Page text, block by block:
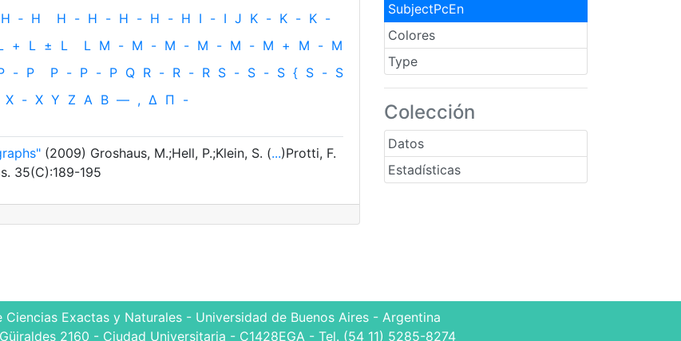
SubjectPcEn
Colores
Type
Colección
Datos
Estadísticas
H ‐ H H - H - H - H - H I - I J K - K - K -
+ L ± L L M - M - M - M - M - M + M - M
- P P - P - P Q R - R - R S - S - S { S - S
X - X Y Z Α Β — , Δ Π -
(2009) Groshaus, M.;Hell, P.;Klein, S. (...)Protti, F.
35(C):189-195
Ciencias Exactas y Naturales - Universidad de Buenos Aires - Argentina
2160 - Ciudad Universitaria - C1428EGA - Tel. (54 11) 5285-8274